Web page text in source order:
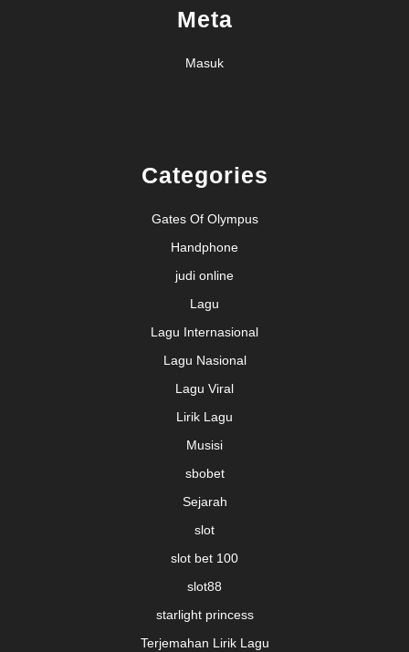
Meta
Masuk
Categories
Gates Of Olympus
Handphone
judi online
Lagu
Lagu Internasional
Lagu Nasional
Lagu Viral
Lirik Lagu
Musisi
sbobet
Sejarah
slot
slot bet 100
slot88
starlight princess
Terjemahan Lirik Lagu